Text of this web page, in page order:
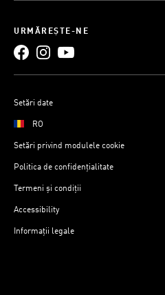
URMĂREȘTE-NE
Setări date
RO
Setări privind modulele cookie
Politica de confidențialitate
Termeni și condiții
Accessibility
Informații legale